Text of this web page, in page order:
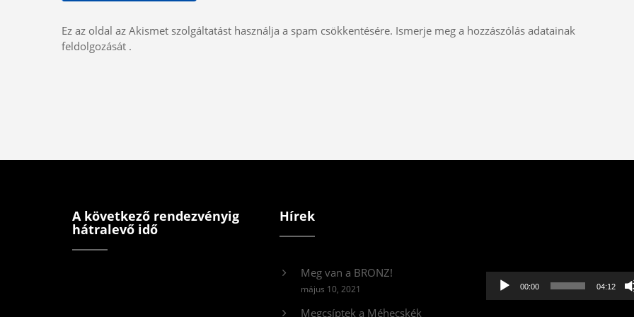
Ez az oldal az Akismet szolgáltatást használja a spam csökkentésére. Ismerje meg a hozzászólás adatainak
feldolgozását .
A következő rendezvényig
hátralevő idő
Hírek
Meg van a BRONZ!
május 10, 2021
Megcsíptek a Méhecskék
00:00 04:12